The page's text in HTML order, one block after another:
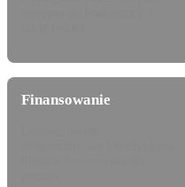
Finansowanie